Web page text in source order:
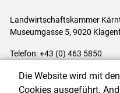
Landwirtschaftskammer
Museumgasse 5, 9020
Telefon: +43 (0) 463 5850
Impressum|Kontakt|
Die Website wird mit
Cookies ausgeführt.